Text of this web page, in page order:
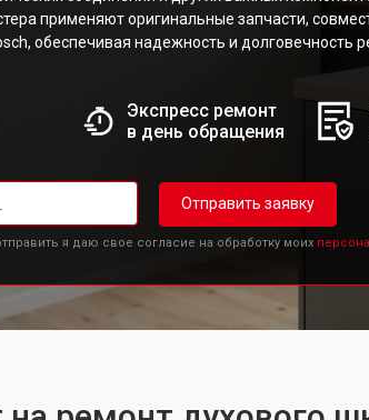
применяют оригинальные запчасти,
обеспечивая надежность и долговечность
Экспресс ремонт
в день обращения
Отправить заявку
я даю свое согласие на обработку моих